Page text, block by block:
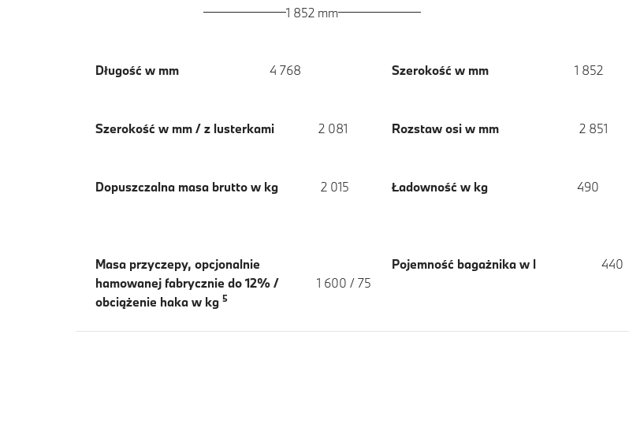
1 852 mm
Długość w mm 4 768 Szerokość w mm 1 852
Szerokość w mm / z lusterkami 2 081 Rozstaw osi w mm 2 851
Dopuszczalna masa brutto w kg 2 015 Ładowność w kg 490
Masa przyczepy, opcjonalnie
hamowanej fabrycznie do 12% /
obciążenie haka w kg 5
1 600 / 75
Pojemność bagażnika w l 440